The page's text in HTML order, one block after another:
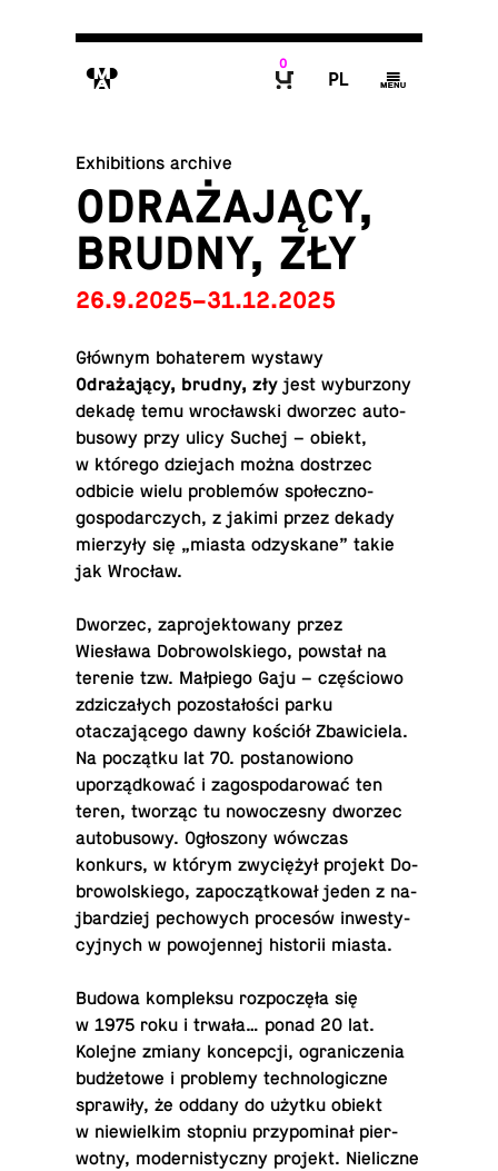
M
0
P g
Exhibitions archive
ODRAŻAJĄCY,
BRUDNY, ZŁY
26.9.2025–31.12.2025
Głównym bo­haterem wystawy
Odrażający, brudny, zły jest wybur­zony
dekadę temu wrocławski dworzec au­to­
bu­sowy przy ulicy Suchej – obiekt,
w którego dzie­jach można dostrzec
odbicie wielu problemów społeczno-
gospo­dar­czych, z jakimi przez dekady
mierzyły się „miasta odzyskane” takie
jak Wrocław.
Dworzec, za­pro­jek­towany przez
Wiesława Do­browol­skiego, powstał na
terenie tzw. Małpiego Gaju – częściowo
zdziczałych pozostałości parku
otaczającego dawny kościół Zbaw­iciela.
Na początku lat 70. postanowiono
uporządkować i zagospo­darować ten
teren, tworząc tu nowoczesny dworzec
au­to­bu­sowy. Ogłoszony wówczas
konkurs, w którym zwyciężył projekt Do­
browol­skiego, zapoczątkował jeden z na­
jbardziej pe­chowych procesów in­west­y­
cyjnych w powo­jen­nej his­torii miasta.
Budowa kom­pleksu rozpoczęła się
w 1975 roku i trwała… ponad 20 lat.
Kolejne zmiany kon­cepcji, ograniczenia
budżetowe i prob­lemy tech­no­log­iczne
sprawiły, że oddany do użytku obiekt
w niewielkim stopniu przy­pom­inał pier­
wotny, mod­ernisty­czny projekt. Nieliczne